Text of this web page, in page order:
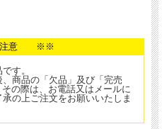
意 ※※
す。
商品の「欠品」及び「完売
の際は、お電話又はメールに
の上ご注文をお願いいたしま